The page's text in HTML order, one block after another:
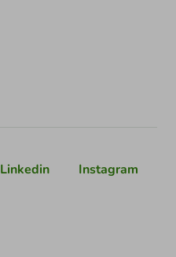
Linkedin Instagram